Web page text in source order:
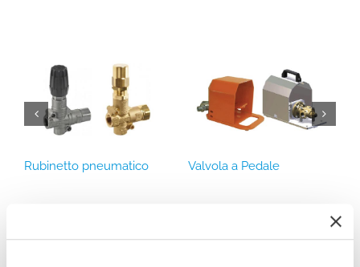
Rubinetto pneumatico Valvola a Pedale